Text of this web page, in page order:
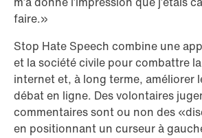
faire.»
Stop Hate Speech combine une
et la société civile pour combattre
internet et, à long terme, améliorer
débat en ligne. Des volontaires
commentaires sont ou non des
en positionnant un curseur à